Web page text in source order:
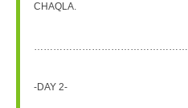
CHAQLA.
…………………………………………
-DAY 2-